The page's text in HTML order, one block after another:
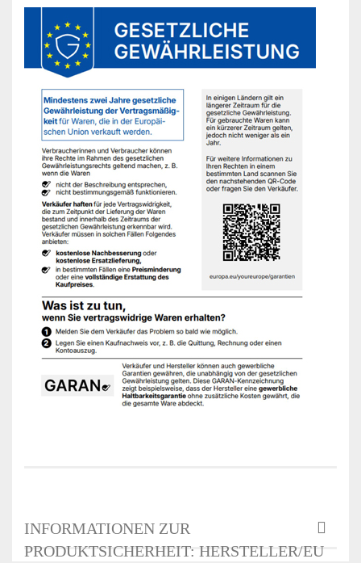
INFORMATIONEN ZUR
PRODUKTSICHERHEIT: HERSTELLER/EU